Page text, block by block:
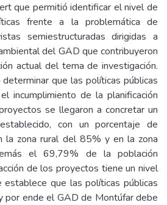
que permitió identificar el nivel de
frente a la problemática de
semiestructuradas dirigidas a
del GAD que contribuyeron
actual del tema de investigación.
que las políticas públicas
incumplimiento de la planificación
se llegaron a concretar un
con un porcentaje de
la zona rural del 85% y en la zona
el 69,79% de la población
de los proyectos tiene un nivel
que las políticas públicas
por ende el GAD de Montúfar debe